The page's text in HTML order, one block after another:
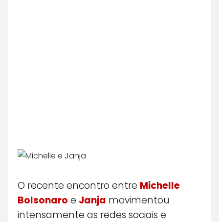
O recente encontro entre Michelle
Bolsonaro e Janja movimentou
intensamente as redes sociais e